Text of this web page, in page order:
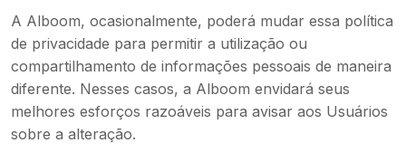
A Alboom, ocasionalmente, poderá mudar essa política
de privacidade para permitir a utilização ou
compartilhamento de informações pessoais de maneira
diferente. Nesses casos, a Alboom envidará seus
melhores esforços razoáveis para avisar aos Usuários
sobre a alteração.